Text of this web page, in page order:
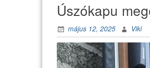
Úszókapu
május 12, 2025 Viki